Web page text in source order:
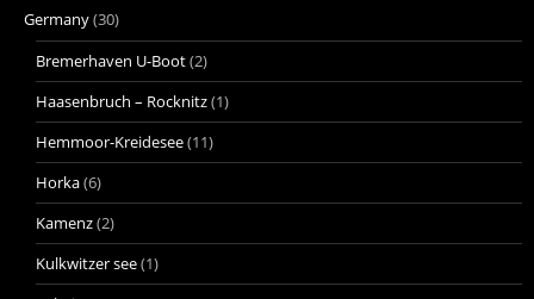
Germany(30)
Bremerhaven U-Boot(2)
Haasenbruch – Rocknitz(1)
Hemmoor-Kreidesee(11)
Horka(6)
Kamenz(2)
Kulkwitzer see(1)